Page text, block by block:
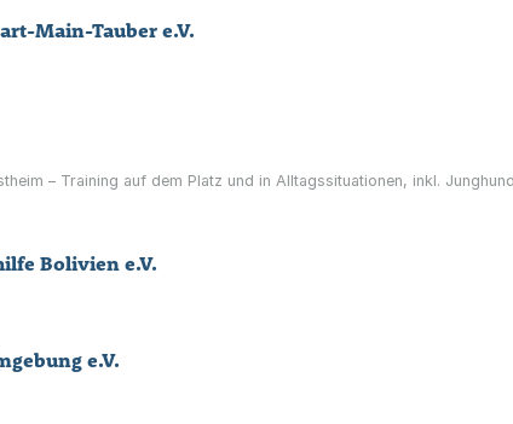
Main-Tauber e.V.
– Training auf dem Platz und in Alltagssituationen, inkl.
Bolivien e.V.
e.V.